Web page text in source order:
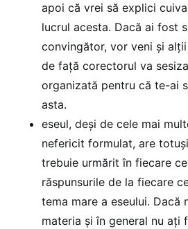
apoi că vrei să explici
lucrul acesta. Dacă ai fost
convingător, vor veni și
de față corectorul va
organizată pentru că te-ai
asta.
eseul, deși de cele mai
nefericit formulat, are
trebuie urmărit în fiecare
răspunsurile de la fiecare
tema mare a eseului. Dacă
materia și în general nu ați